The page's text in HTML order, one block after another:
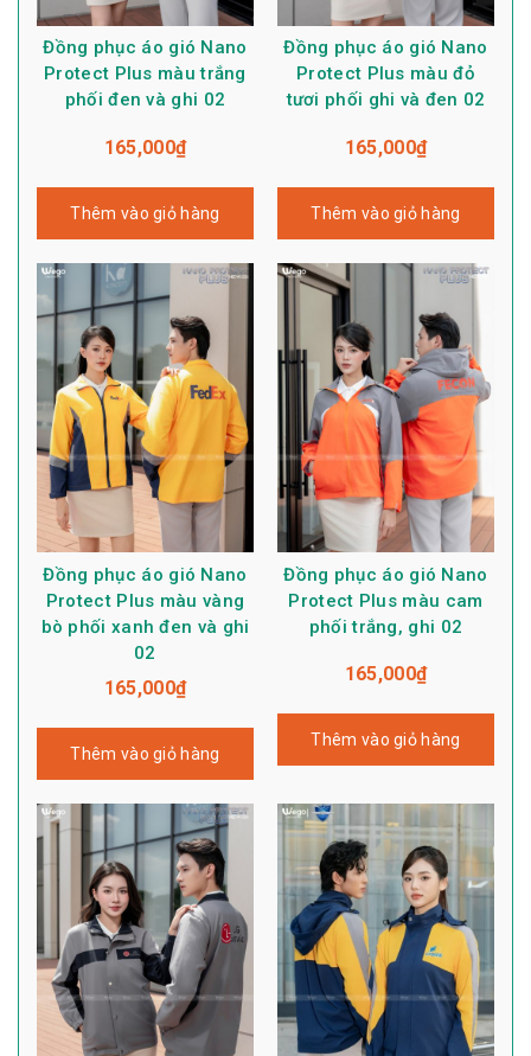
Đồng phục áo gió Nano
Protect Plus màu trắng
phối đen và ghi 02
165,000₫
Thêm vào giỏ hàng
Đồng phục áo gió Nano
Protect Plus màu đỏ
tươi phối ghi và đen 02
165,000₫
Thêm vào giỏ hàng
Đồng phục áo gió Nano
Protect Plus màu vàng
bò phối xanh đen và ghi
02
165,000₫
Thêm vào giỏ hàng
Đồng phục áo gió Nano
Protect Plus màu cam
phối trắng, ghi 02
165,000₫
Thêm vào giỏ hàng